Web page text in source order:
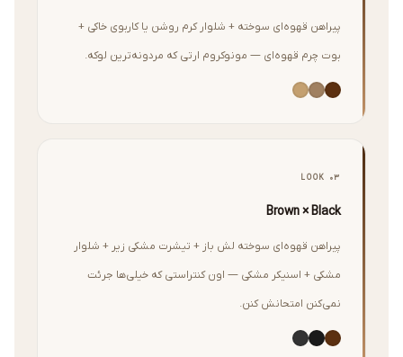
پیراهن قهوه‌ای سوخته + شلوار کرم روشن یا کاربوی خاکی +
بوت چرم قهوه‌ای — مونوکروم ارتی که مردونه‌ترین لوکه.
LOOK 03
Brown × Black
پیراهن قهوه‌ای سوخته لش باز + تیشرت مشکی زیر + شلوار
مشکی + اسنیکر مشکی — اون کنتراستی که خیلی‌ها جرئت
نمی‌کنن امتحانش کنن.